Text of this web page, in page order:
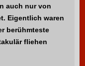
auch nur von
Eigentlich waren
berühmteste
fliehen